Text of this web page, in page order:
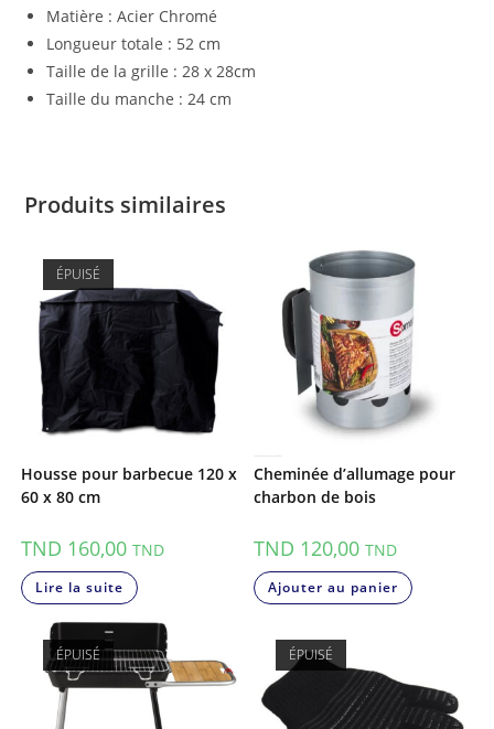
Matière : Acier Chromé
Longueur totale : 52 cm
Taille de la grille : 28 x 28cm
Taille du manche : 24 cm
Produits similaires
ÉPUISÉ
Housse pour barbecue 120 x
60 x 80 cm
TND 160,00 TND
Lire la suite
Cheminée d’allumage pour
charbon de bois
TND 120,00 TND
Ajouter au panier
ÉPUISÉ ÉPUISÉ